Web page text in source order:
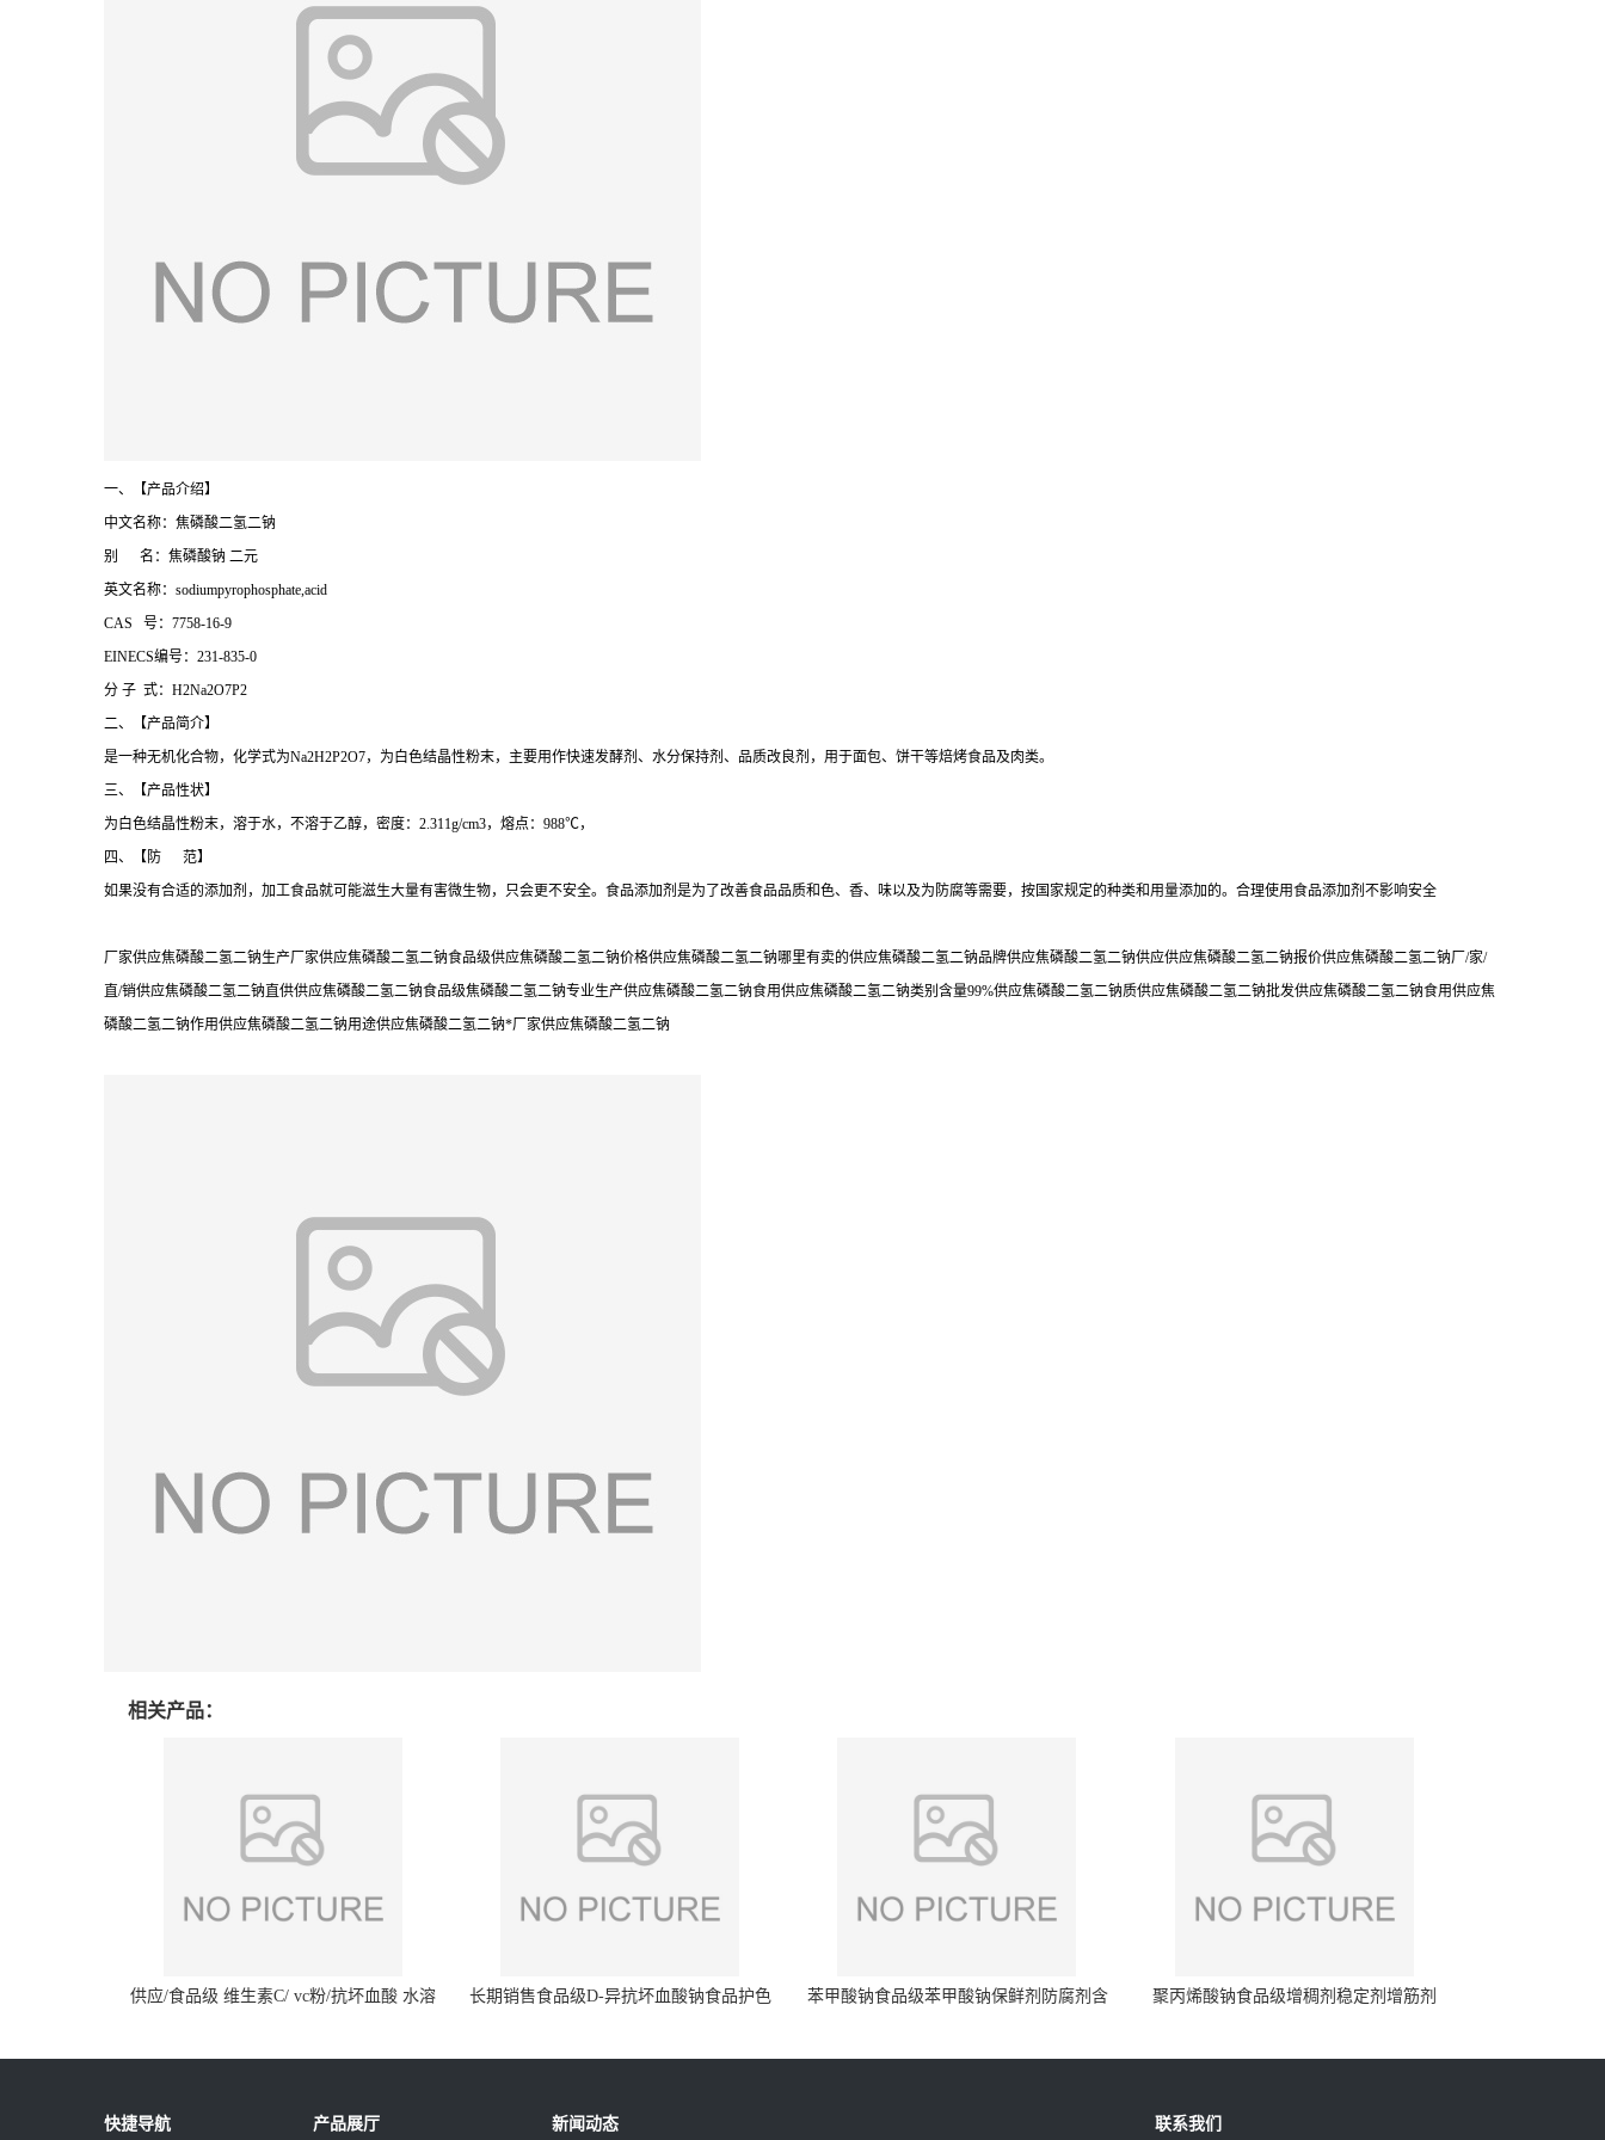
一、【产品介绍】
中文名称：焦磷酸二氢二钠
别 名：焦磷酸钠 二元
英文名称：sodiumpyrophosphate,acid
CAS 号：7758-16-9
EINECS编号：231-835-0
分 子 式：H2Na2O7P2
二、【产品简介】
是一种无机化合物，化学式为Na2H2P2O7，为白色结晶性粉末，主要用作快速发酵剂、水分保持剂、品质改良剂，用于面包、饼干等焙烤食品及肉类。
三、【产品性状】
为白色结晶性粉末，溶于水，不溶于乙醇，密度：2.311g/cm3，熔点：988℃，
四、【防 范】
如果没有合适的添加剂，加工食品就可能滋生大量有害微生物，只会更不安全。食品添加剂是为了改善食品品质和色、香、味以及为防腐等需要，按国家规定的种类和用量添加的。合理使用食品添加剂不影响安全
厂家供应焦磷酸二氢二钠生产厂家供应焦磷酸二氢二钠食品级供应焦磷酸二氢二钠价格供应焦磷酸二氢二钠哪里有卖的供应焦磷酸二氢二钠品牌供应焦磷酸二氢二钠供应供应焦磷酸二氢二钠报价供应焦磷酸二氢二钠厂/家/
直/销供应焦磷酸二氢二钠直供供应焦磷酸二氢二钠食品级焦磷酸二氢二钠专业生产供应焦磷酸二氢二钠食用供应焦磷酸二氢二钠类别含量99%供应焦磷酸二氢二钠质供应焦磷酸二氢二钠批发供应焦磷酸二氢二钠食用供应焦
磷酸二氢二钠作用供应焦磷酸二氢二钠用途供应焦磷酸二氢二钠*厂家供应焦磷酸二氢二钠
相关产品：
供应/食品级 维生素C/ vc粉/抗坏血酸 水溶
长期销售食品级D-异抗坏血酸钠食品护色
苯甲酸钠食品级苯甲酸钠保鲜剂防腐剂含
聚丙烯酸钠食品级增稠剂稳定剂增筋剂
快捷导航 产品展厅 新闻动态 联系我们